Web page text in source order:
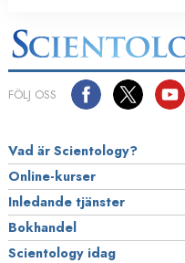
FÖLJ OSS
Vad är Scientology?
Online-kurser
Inledande tjänster
Bokhandel
Scientology idag